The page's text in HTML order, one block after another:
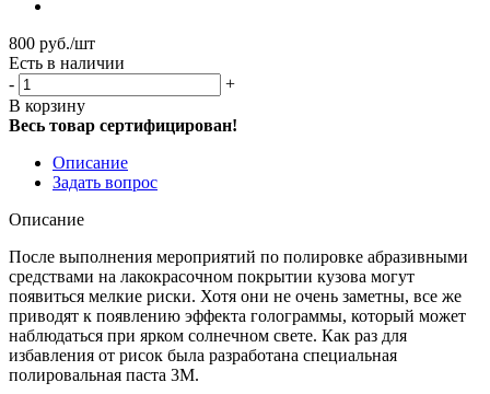
800 руб./шт
Есть в наличии
-
+
В корзину
Весь товар сертифицирован!
Описание
Задать вопрос
Описание
После выполнения мероприятий по полировке абразивными
средствами на лакокрасочном покрытии кузова могут
появиться мелкие риски. Хотя они не очень заметны, все же
приводят к появлению эффекта голограммы, который может
наблюдаться при ярком солнечном свете. Как раз для
избавления от рисок была разработана специальная
полировальная паста 3M.